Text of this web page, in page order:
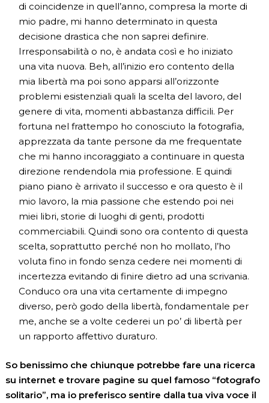
di coincidenze in quell’anno, compresa la morte di
mio padre, mi hanno determinato in questa
decisione drastica che non saprei definire.
Irresponsabilità o no, è andata così e ho iniziato
una vita nuova. Beh, all’inizio ero contento della
mia libertà ma poi sono apparsi all’orizzonte
problemi esistenziali quali la scelta del lavoro, del
genere di vita, momenti abbastanza difficili. Per
fortuna nel frattempo ho conosciuto la fotografia,
apprezzata da tante persone da me frequentate
che mi hanno incoraggiato a continuare in questa
direzione rendendola mia professione. E quindi
piano piano è arrivato il successo e ora questo è il
mio lavoro, la mia passione che estendo poi nei
miei libri, storie di luoghi di genti, prodotti
commerciabili. Quindi sono ora contento di questa
scelta, soprattutto perché non ho mollato, l’ho
voluta fino in fondo senza cedere nei momenti di
incertezza evitando di finire dietro ad una scrivania.
Conduco ora una vita certamente di impegno
diverso, però godo della libertà, fondamentale per
me, anche se a volte cederei un po’ di libertà per
un rapporto affettivo duraturo.
So benissimo che chiunque potrebbe fare una ricerca
su internet e trovare pagine su quel famoso “fotografo
solitario”, ma io preferisco sentire dalla tua viva voce il